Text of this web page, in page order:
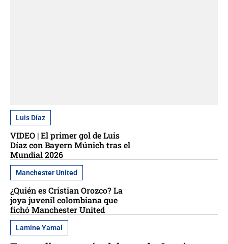
Luis Díaz
VIDEO | El primer gol de Luis
Díaz con Bayern Múnich tras el
Mundial 2026
Manchester United
¿Quién es Cristian Orozco? La
joya juvenil colombiana que
fichó Manchester United
Lamine Yamal